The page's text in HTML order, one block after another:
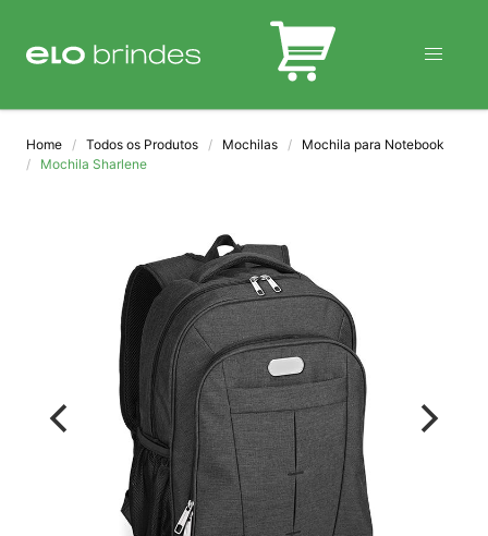
BLOG
Home Todos os Produtos Mochilas
Mochila para Notebook
Mochila Sharlene